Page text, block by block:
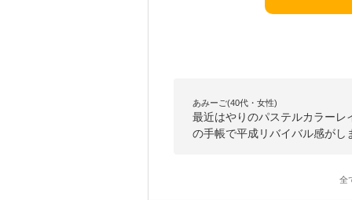
あみーご(40代・女性)
最近はやりのパステルカラー
の手帳で平成リバイバル感がし
全